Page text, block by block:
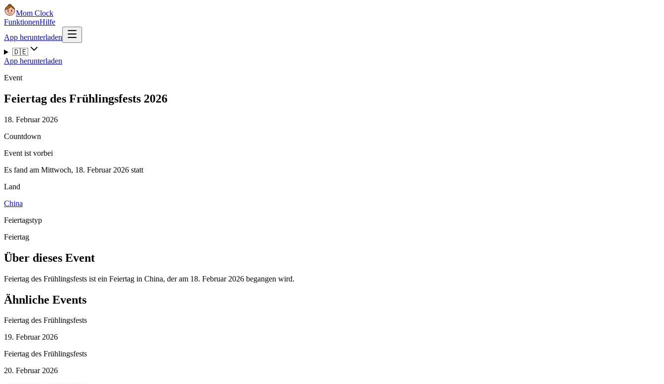
Mom Clock
FunktionenHilfe
App herunterladen
🇩🇪
App herunterladen
Event
Feiertag des Frühlingsfests 2026
18. Februar 2026
Countdown
Event ist vorbei
Es fand am Mittwoch, 18. Februar 2026 statt
Land
China
Feiertagstyp
Feiertag
Über dieses Event
Feiertag des Frühlingsfests ist ein Feiertag in China, der am 18. Februar 2026 begangen wird.
Ähnliche Events
Feiertag des Frühlingsfests
19. Februar 2026
Feiertag des Frühlingsfests
20. Februar 2026